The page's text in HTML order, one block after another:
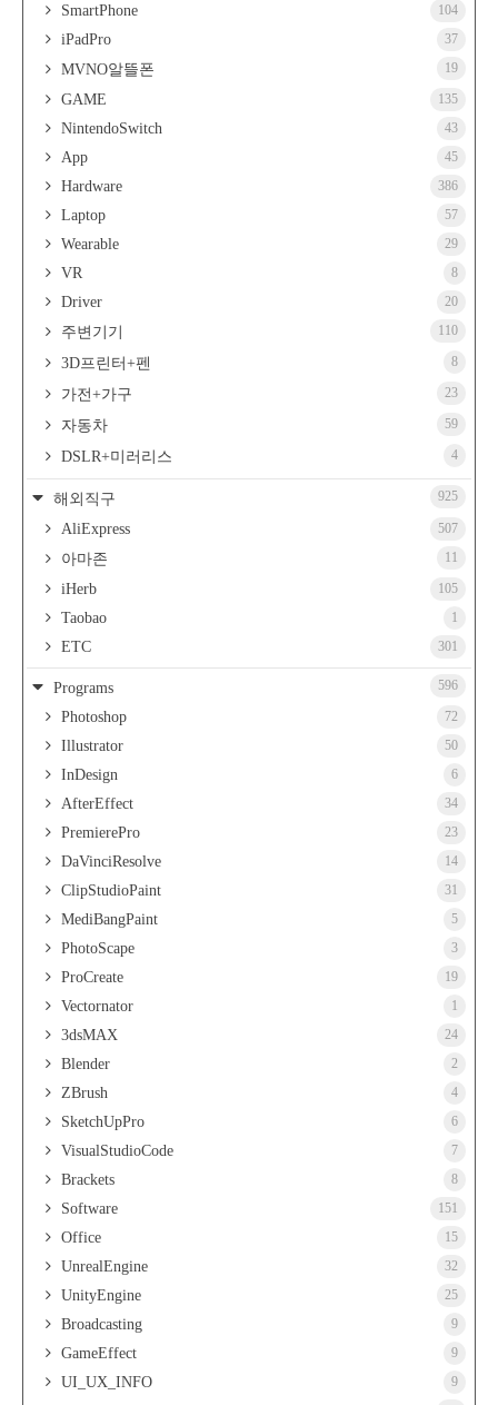
SmartPhone 104
iPadPro 37
MVNO알뜰폰 19
GAME 135
NintendoSwitch 43
App 45
Hardware 386
Laptop 57
Wearable 29
VR 8
Driver 20
주변기기 110
3D프린터+펜 8
가전+가구 23
자동차 59
DSLR+미러리스 4
해외직구 925
AliExpress 507
아마존 11
iHerb 105
Taobao 1
ETC 301
Programs 596
Photoshop 72
Illustrator 50
InDesign 6
AfterEffect 34
PremierePro 23
DaVinciResolve 14
ClipStudioPaint 31
MediBangPaint 5
PhotoScape 3
ProCreate 19
Vectornator 1
3dsMAX 24
Blender 2
ZBrush 4
SketchUpPro 6
VisualStudioCode 7
Brackets 8
Software 151
Office 15
UnrealEngine 32
UnityEngine 25
Broadcasting 9
GameEffect 9
UI_UX_INFO 9